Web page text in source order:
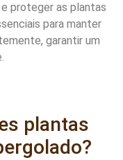
proteger as plantas
para manter
garantir um
plantas